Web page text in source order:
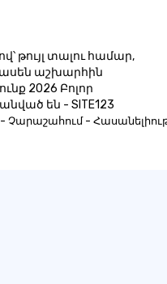
թույլ տալու համար,
ասեն աշխարհին
2026 Բոլոր
են - SITE123
- Չարաշահում-